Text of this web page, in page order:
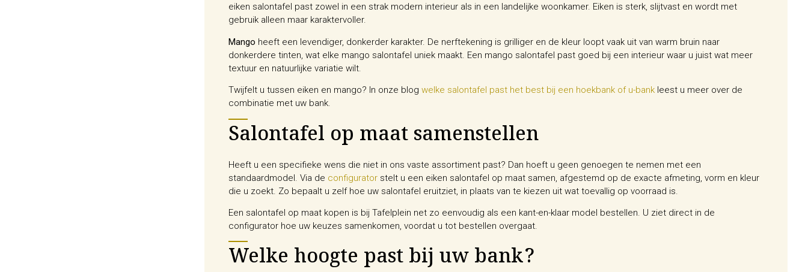
eiken salontafel past zowel in een strak modern interieur als in een landelijke woonkamer. Eiken is sterk, slijtvast en wordt met
gebruik alleen maar karaktervoller.
Mango heeft een levendiger, donkerder karakter. De nerftekening is grilliger en de kleur loopt vaak uit van warm bruin naar
donkerdere tinten, wat elke mango salontafel uniek maakt. Een mango salontafel past goed bij een interieur waar u juist wat meer
textuur en natuurlijke variatie wilt.
Twijfelt u tussen eiken en mango? In onze blog welke salontafel past het best bij een hoekbank of u-bank leest u meer over de
combinatie met uw bank.
Salontafel op maat samenstellen
Heeft u een specifieke wens die niet in ons vaste assortiment past? Dan hoeft u geen genoegen te nemen met een
standaardmodel. Via de configurator stelt u een eiken salontafel op maat samen, afgestemd op de exacte afmeting, vorm en kleur
die u zoekt. Zo bepaalt u zelf hoe uw salontafel eruitziet, in plaats van te kiezen uit wat toevallig op voorraad is.
Een salontafel op maat kopen is bij Tafelplein net zo eenvoudig als een kant-en-klaar model bestellen. U ziet direct in de
configurator hoe uw keuzes samenkomen, voordat u tot bestellen overgaat.
Welke hoogte past bij uw bank?